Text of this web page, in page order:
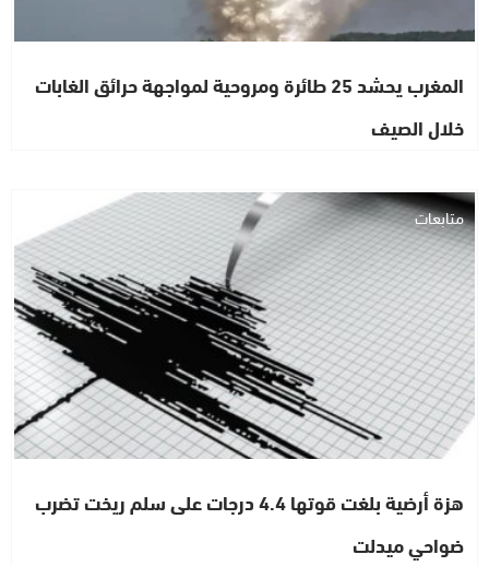
المغرب يحشد 25 طائرة ومروحية لمواجهة حرائق الغابات
خلال الصيف
متابعات
هزة أرضية بلغت قوتها 4.4 درجات على سلم ريخت تضرب
ضواحي ميدلت